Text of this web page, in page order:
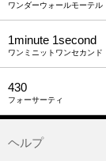
ワンダーウォールモーテル
1minute​ 1second
ワンミニットワンセカンド
430
フォーサーティ
ヘルプ